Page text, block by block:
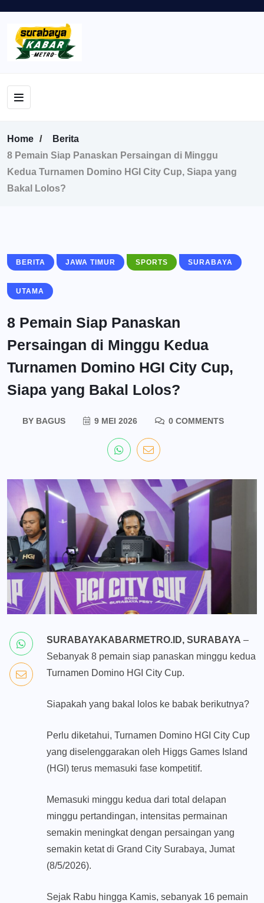
Home
Berita
8 Pemain Siap Panaskan Persaingan di Minggu
Kedua Turnamen Domino HGI City Cup, Siapa yang
Bakal Lolos?
BERITA JAWA TIMUR SPORTS SURABAYA
UTAMA
8 Pemain Siap Panaskan
Persaingan di Minggu Kedua
Turnamen Domino HGI City Cup,
Siapa yang Bakal Lolos?
BY BAGUS 9 MEI 2026 0 COMMENTS
SURABAYAKABARMETRO.ID, SURABAYA –
Sebanyak 8 pemain siap panaskan minggu kedua
Turnamen Domino HGI City Cup.
Siapakah yang bakal lolos ke babak berikutnya?
Perlu diketahui, Turnamen Domino HGI City Cup
yang diselenggarakan oleh Higgs Games Island
(HGI) terus memasuki fase kompetitif.
Memasuki minggu kedua dari total delapan
minggu pertandingan, intensitas permainan
semakin meningkat dengan persaingan yang
semakin ketat di Grand City Surabaya, Jumat
(8/5/2026).
Sejak Rabu hingga Kamis, sebanyak 16 pemain